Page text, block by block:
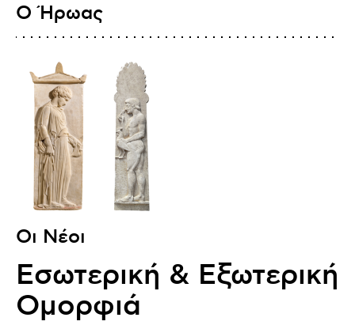
Ο Ήρωας
Οι Νέοι
Εσωτερική & Εξωτερική
Ομορφιά